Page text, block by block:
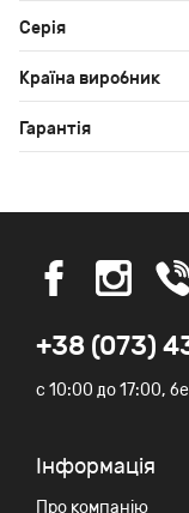
Серія
Країна виробник
Гарантія
+38 (073)
c 10:00 до 17:00,
Iнформація
Про компанію